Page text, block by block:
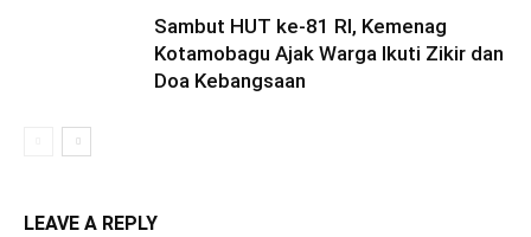
Sambut HUT ke-81 RI, Kemenag
Kotamobagu Ajak Warga Ikuti Zikir dan
Doa Kebangsaan
LEAVE A REPLY